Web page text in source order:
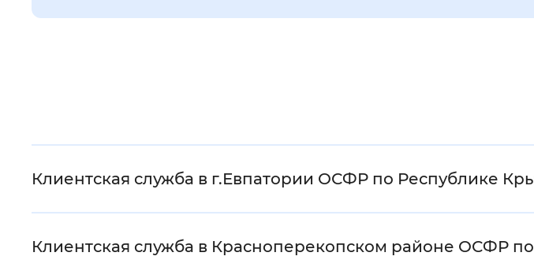
Клиентская служба в г.Евпатории ОСФР по Республике
Клиентская служба в Красноперекопском районе ОСФР